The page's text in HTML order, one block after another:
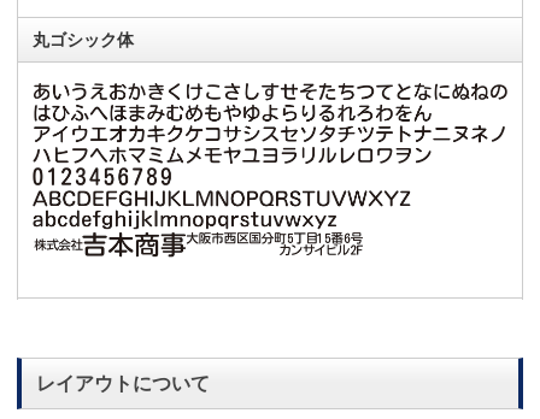
丸ゴシック体
レイアウトについて